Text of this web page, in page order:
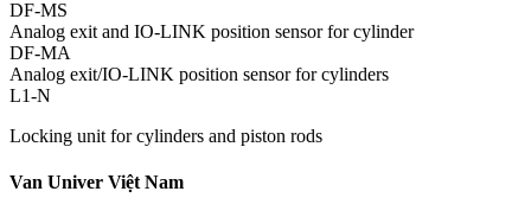
DF-MS
Analog exit and IO-LINK position sensor for cylinder
DF-MA
Analog exit/IO-LINK position sensor for cylinders
L1-N
Locking unit for cylinders and piston rods
Van Univer Việt Nam